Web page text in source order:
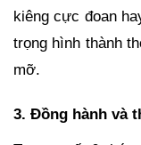
kiêng cực đoan
trọng hình thành
mỡ.
3. Đồng hành và